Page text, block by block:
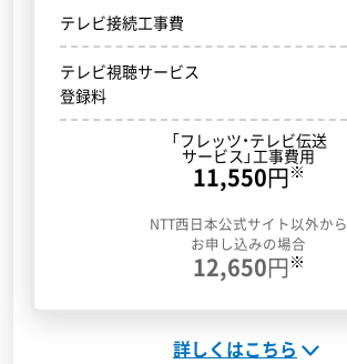
テレビ接続工事費
テレビ視聴サービス
登録料
「フレッツ・テレビ伝送
サービス」工事費用
11,550円※
NTT西日本公式サイト以外から
お申し込みの場合
12,650円※
詳しくはこちら